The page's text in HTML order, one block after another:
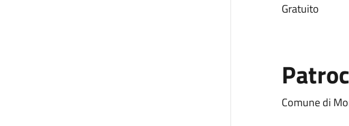
Gratuito
Comune di